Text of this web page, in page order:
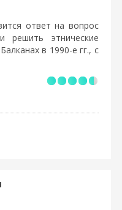
ответ на вопрос
решить этнические
в 1990-е гг., с